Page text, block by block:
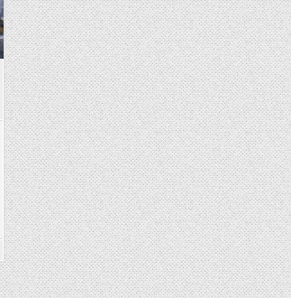
❄️ THEO TRAILHOPPER UND DAS WEIHNACHTEN DER TIERE IM WALD ❄️